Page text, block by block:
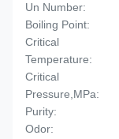
Un Number:
Boiling Point:
Critical
Temperature:
Critical
Pressure,MPa:
Purity:
Odor: